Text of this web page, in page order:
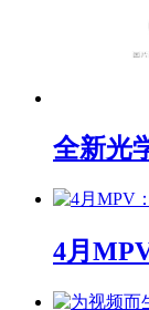
全新光
4月